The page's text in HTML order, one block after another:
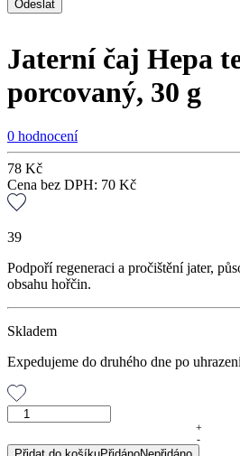
Jaterní čaj Hepa
porcovaný, 30 g
0 hodnocení
78 Kč
Cena bez DPH: 70 Kč
39
Podpoří regeneraci a pročištění jater,
obsahu hořčin.
Skladem
Expedujeme do druhého dne po
Jaterní
Hepa
+
-